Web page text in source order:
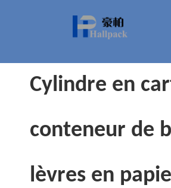
Cylindre en
conteneur de
lèvres en